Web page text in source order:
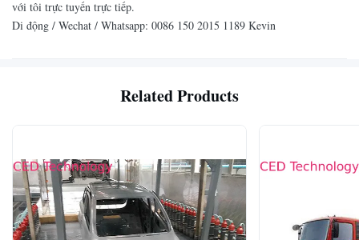
với tôi trực tuyến trực tiếp.
Di động / Wechat / Whatsapp: 0086 150 2015 1189 Kevin
Related Products